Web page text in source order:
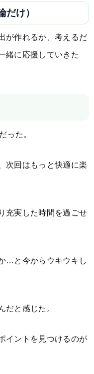
だけ）
が作れるか、考えるだ
緒に応援していきた
った。
次回はもっと快適に楽
充実した時間を過ごせ
…と今からウキウキし
だと感じた。
イントを見つけるのが